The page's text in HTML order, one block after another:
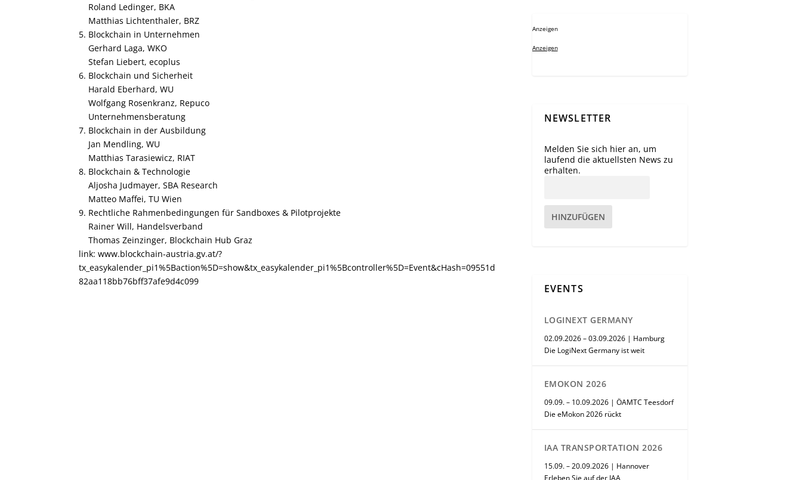
Roland Ledinger, BKA
Matthias Lichtenthaler, BRZ
5. Blockchain in Unternehmen
Gerhard Laga, WKO
Stefan Liebert, ecoplus
6. Blockchain und Sicherheit
Harald Eberhard, WU
Wolfgang Rosenkranz, Repuco
Unternehmensberatung
7. Blockchain in der Ausbildung
Jan Mendling, WU
Matthias Tarasiewicz, RIAT
8. Blockchain & Technologie
Aljosha Judmayer, SBA Research
Matteo Maffei, TU Wien
9. Rechtliche Rahmenbedingungen für Sandboxes & Pilotprojekte
Rainer Will, Handelsverband
Thomas Zeinzinger, Blockchain Hub Graz
link: www.blockchain-austria.gv.at/?
tx_easykalender_pi1%5Baction%5D=show&tx_easykalender_pi1%5Bcontroller%5D=Event&cHash=09551d
82aa118bb76bff37afe9d4c099
Anzeigen
Anzeigen
NEWSLETTER
Melden Sie sich hier an, um
laufend die aktuellsten News zu
erhalten.
HINZUFÜGEN
EVENTS
LOGINEXT GERMANY
02.09.2026 – 03.09.2026 | Hamburg
Die LogiNext Germany ist weit
EMOKON 2026
09.09. – 10.09.2026 | ÖAMTC Teesdorf
Die eMokon 2026 rückt
IAA TRANSPORTATION 2026
15.09. – 20.09.2026 | Hannover
Erleben Sie auf der IAA